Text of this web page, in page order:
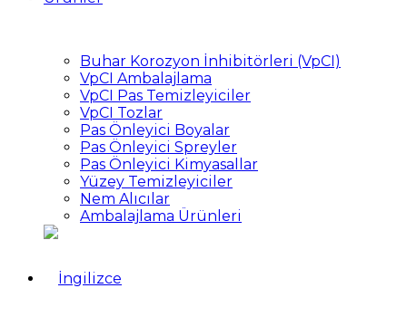
Buhar Korozyon İnhibitörleri (VpCI)
VpCI Ambalajlama
VpCI Pas Temizleyiciler
VpCI Tozlar
Pas Önleyici Boyalar
Pas Önleyici Spreyler
Pas Önleyici Kimyasallar
Yüzey Temizleyiciler
Nem Alıcılar
Ambalajlama Ürünleri